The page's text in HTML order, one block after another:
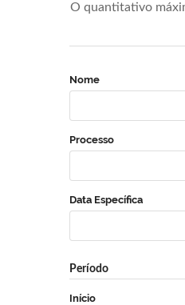
O quantitativo
Nome
Processo
Data Específica
Período
Início